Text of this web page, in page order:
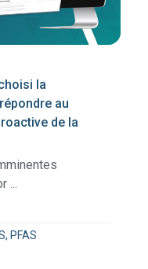
la
au
de la
...
PFAS